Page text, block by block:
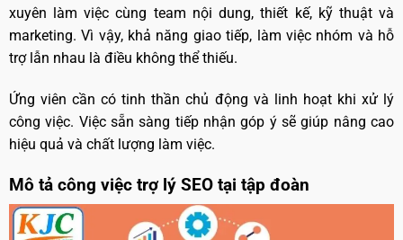
xuyên làm việc cùng team nội dung, thiết kế, kỹ thuật và
marketing. Vì vậy, khả năng giao tiếp, làm việc nhóm và hỗ
trợ lẫn nhau là điều không thể thiếu.
Ứng viên cần có tinh thần chủ động và linh hoạt khi xử lý
công việc. Việc sẵn sàng tiếp nhận góp ý sẽ giúp nâng cao
hiệu quả và chất lượng làm việc.
Mô tả công việc trợ lý SEO tại tập đoàn